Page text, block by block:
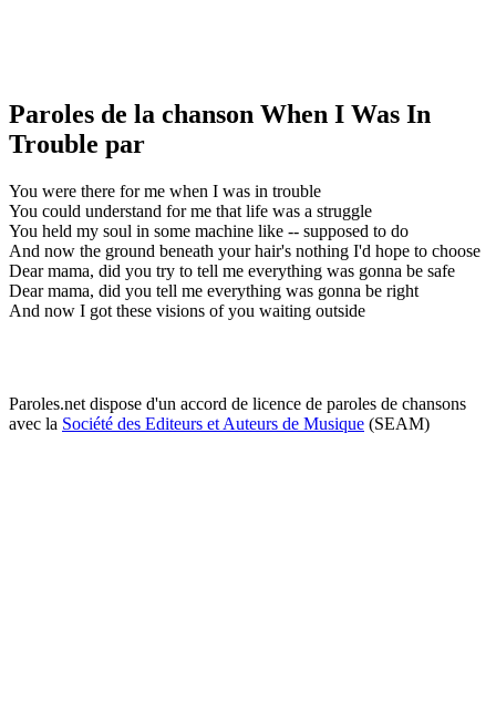
Paroles de la chanson When I Was In
Trouble par
You were there for me when I was in trouble
You could understand for me that life was a struggle
You held my soul in some machine like -- supposed to do
And now the ground beneath your hair's nothing I'd hope to choose
Dear mama, did you try to tell me everything was gonna be safe
Dear mama, did you tell me everything was gonna be right
And now I got these visions of you waiting outside
Paroles.net dispose d'un accord de licence de paroles de chansons
avec la Société des Editeurs et Auteurs de Musique (SEAM)